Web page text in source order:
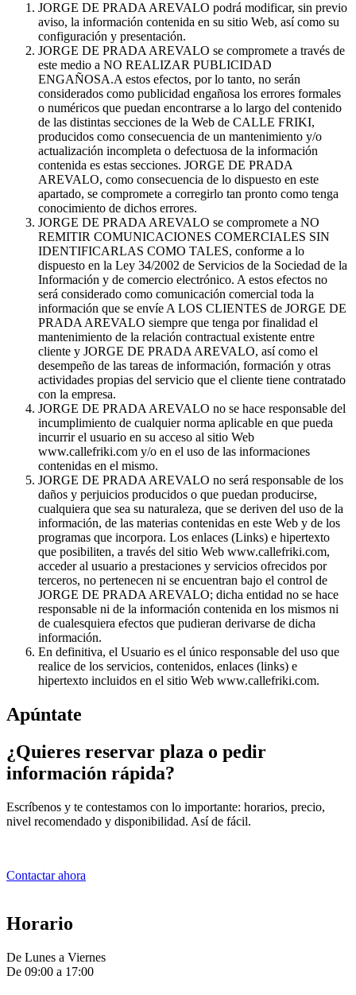
JORGE DE PRADA AREVALO podrá modificar, sin previo
aviso, la información contenida en su sitio Web, así como su
configuración y presentación.
JORGE DE PRADA AREVALO se compromete a través de
este medio a NO REALIZAR PUBLICIDAD
ENGAÑOSA.A estos efectos, por lo tanto, no serán
considerados como publicidad engañosa los errores formales
o numéricos que puedan encontrarse a lo largo del contenido
de las distintas secciones de la Web de CALLE FRIKI,
producidos como consecuencia de un mantenimiento y/o
actualización incompleta o defectuosa de la información
contenida es estas secciones. JORGE DE PRADA
AREVALO, como consecuencia de lo dispuesto en este
apartado, se compromete a corregirlo tan pronto como tenga
conocimiento de dichos errores.
JORGE DE PRADA AREVALO se compromete a NO
REMITIR COMUNICACIONES COMERCIALES SIN
IDENTIFICARLAS COMO TALES, conforme a lo
dispuesto en la Ley 34/2002 de Servicios de la Sociedad de la
Información y de comercio electrónico. A estos efectos no
será considerado como comunicación comercial toda la
información que se envíe A LOS CLIENTES de JORGE DE
PRADA AREVALO siempre que tenga por finalidad el
mantenimiento de la relación contractual existente entre
cliente y JORGE DE PRADA AREVALO, así como el
desempeño de las tareas de información, formación y otras
actividades propias del servicio que el cliente tiene contratado
con la empresa.
JORGE DE PRADA AREVALO no se hace responsable del
incumplimiento de cualquier norma aplicable en que pueda
incurrir el usuario en su acceso al sitio Web
www.callefriki.com y/o en el uso de las informaciones
contenidas en el mismo.
JORGE DE PRADA AREVALO no será responsable de los
daños y perjuicios producidos o que puedan producirse,
cualquiera que sea su naturaleza, que se deriven del uso de la
información, de las materias contenidas en este Web y de los
programas que incorpora. Los enlaces (Links) e hipertexto
que posibiliten, a través del sitio Web www.callefriki.com,
acceder al usuario a prestaciones y servicios ofrecidos por
terceros, no pertenecen ni se encuentran bajo el control de
JORGE DE PRADA AREVALO; dicha entidad no se hace
responsable ni de la información contenida en los mismos ni
de cualesquiera efectos que pudieran derivarse de dicha
información.
En definitiva, el Usuario es el único responsable del uso que
realice de los servicios, contenidos, enlaces (links) e
hipertexto incluidos en el sitio Web www.callefriki.com.
Apúntate
¿Quieres reservar plaza o pedir
información rápida?
Escríbenos y te contestamos con lo importante: horarios, precio,
nivel recomendado y disponibilidad. Así de fácil.
Contactar ahora
Horario
De Lunes a Viernes
De 09:00 a 17:00